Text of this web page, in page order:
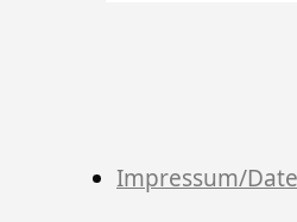
Impressum/